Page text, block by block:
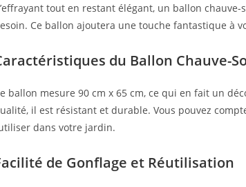
tout en restant élégant, un ballon
Ce ballon ajoutera une touche fantastique à
du Ballon Chauve-
ballon mesure 90 cm x 65 cm, ce qui en fait un
il est résistant et durable. Vous pouvez
dans votre jardin.
de Gonflage et Réutilisation